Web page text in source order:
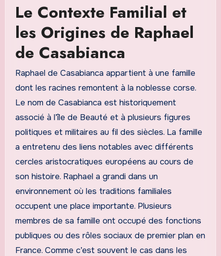
Le Contexte Familial et
les Origines de Raphael
de Casabianca
Raphael de Casabianca appartient à une famille
dont les racines remontent à la noblesse corse.
Le nom de Casabianca est historiquement
associé à l’île de Beauté et à plusieurs figures
politiques et militaires au fil des siècles. La famille
a entretenu des liens notables avec différents
cercles aristocratiques européens au cours de
son histoire. Raphael a grandi dans un
environnement où les traditions familiales
occupent une place importante. Plusieurs
membres de sa famille ont occupé des fonctions
publiques ou des rôles sociaux de premier plan en
France. Comme c’est souvent le cas dans les